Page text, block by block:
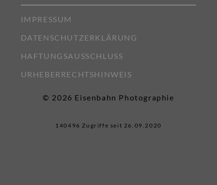
IMPRESSUM
DATENSCHUTZERKLÄRUNG
HAFTUNGSAUSSCHLUSS
URHEBERRECHTSHINWEIS
© 2026 Eisenbahn Photographie
140496 Zugriffe seit 26.09.2020